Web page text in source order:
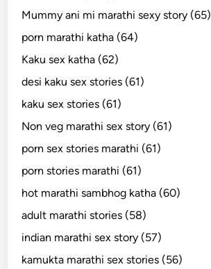
Mummy ani mi marathi sexy story (65)
porn marathi katha (64)
Kaku sex katha (62)
desi kaku sex stories (61)
kaku sex stories (61)
Non veg marathi sex story (61)
porn sex stories marathi (61)
porn stories marathi (61)
hot marathi sambhog katha (60)
adult marathi stories (58)
indian marathi sex story (57)
kamukta marathi sex stories (56)